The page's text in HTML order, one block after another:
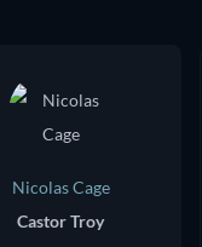
Nicolas Cage
Castor Troy